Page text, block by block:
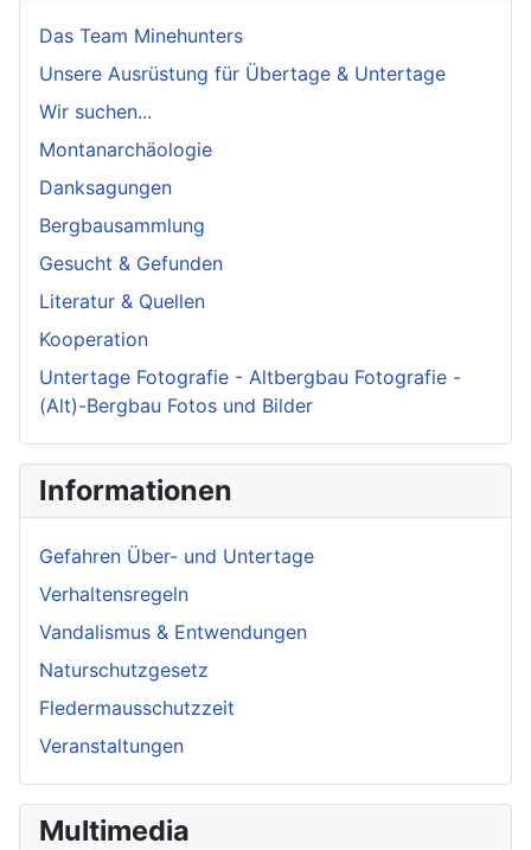
Das Team Minehunters
Unsere Ausrüstung für Übertage & Untertage
Wir suchen...
Montanarchäologie
Danksagungen
Bergbausammlung
Gesucht & Gefunden
Literatur & Quellen
Kooperation
Untertage Fotografie - Altbergbau Fotografie -
(Alt)-Bergbau Fotos und Bilder
Informationen
Gefahren Über- und Untertage
Verhaltensregeln
Vandalismus & Entwendungen
Naturschutzgesetz
Fledermausschutzzeit
Veranstaltungen
Multimedia